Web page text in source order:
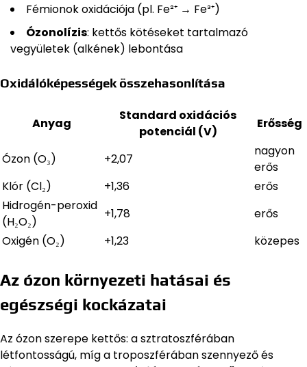
Fémionok oxidációja (pl. Fe²⁺ → Fe³⁺)
Ózonolízis: kettős kötéseket tartalmazó
vegyületek (alkének) lebontása
Oxidálóképességek összehasonlítása
Anyag
Standard oxidációs
potenciál (V)
Erősség
Ózon (O₃) +2,07
nagyon
erős
Klór (Cl₂)
+1,36
erős
Hidrogén-peroxid
(H₂O₂)
+1,78
erős
Oxigén (O₂)
+1,23 közepes
Az ózon környezeti hatásai és
egészségi kockázatai
Az ózon szerepe kettős: a sztratoszférában
létfontosságú, míg a troposzférában szennyező és